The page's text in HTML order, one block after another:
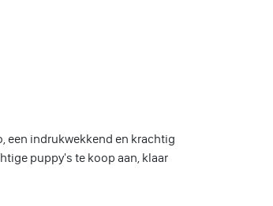
een indrukwekkend en krachtig
puppy's te koop aan, klaar